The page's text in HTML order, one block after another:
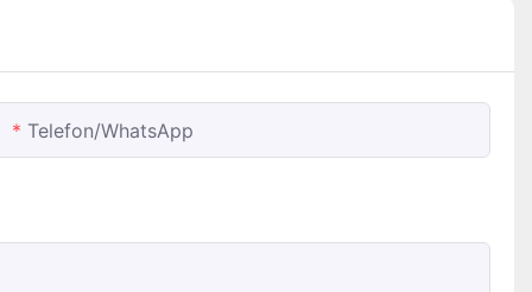
Telefon/whatsApp